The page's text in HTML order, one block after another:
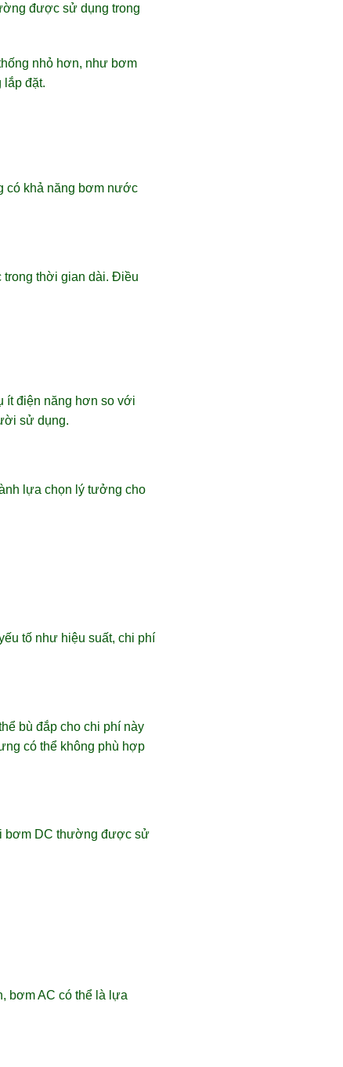
được sử dụng trong
nhỏ hơn, như bơm
đặt.
có khả năng bơm nước
trong thời gian dài. Điều
ít điện năng hơn so với
sử dụng.
lựa chọn lý tưởng cho
tố như hiệu suất, chi phí
bù đắp cho chi phí này
có thể không phù hợp
bơm DC thường được sử
bơm AC có thể là lựa